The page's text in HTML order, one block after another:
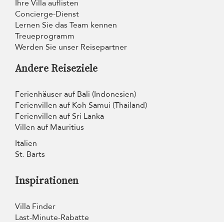
Ihre Villa auflisten
Concierge-Dienst
Lernen Sie das Team kennen
Treueprogramm
Werden Sie unser Reisepartner
Andere Reiseziele
Ferienhäuser auf Bali (Indonesien)
Ferienvillen auf Koh Samui (Thailand)
Ferienvillen auf Sri Lanka
Villen auf Mauritius
Italien
St. Barts
Inspirationen
Villa Finder
Last-Minute-Rabatte